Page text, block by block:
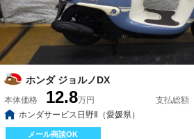
ホンダ ジョルノDX
本体価格 12.8万円 支払総額
ホンダサービス日野Ⅱ（愛媛県）
メール商談OK